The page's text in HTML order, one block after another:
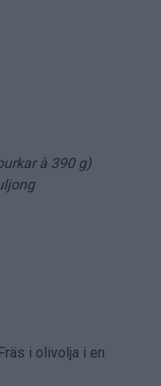
à 390 g)
i olivolja i en